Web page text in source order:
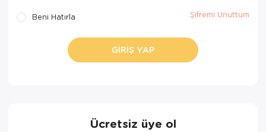
Beni Hatırla Şifremi Unuttum
GIRIŞ YAP
Ücretsiz üye ol